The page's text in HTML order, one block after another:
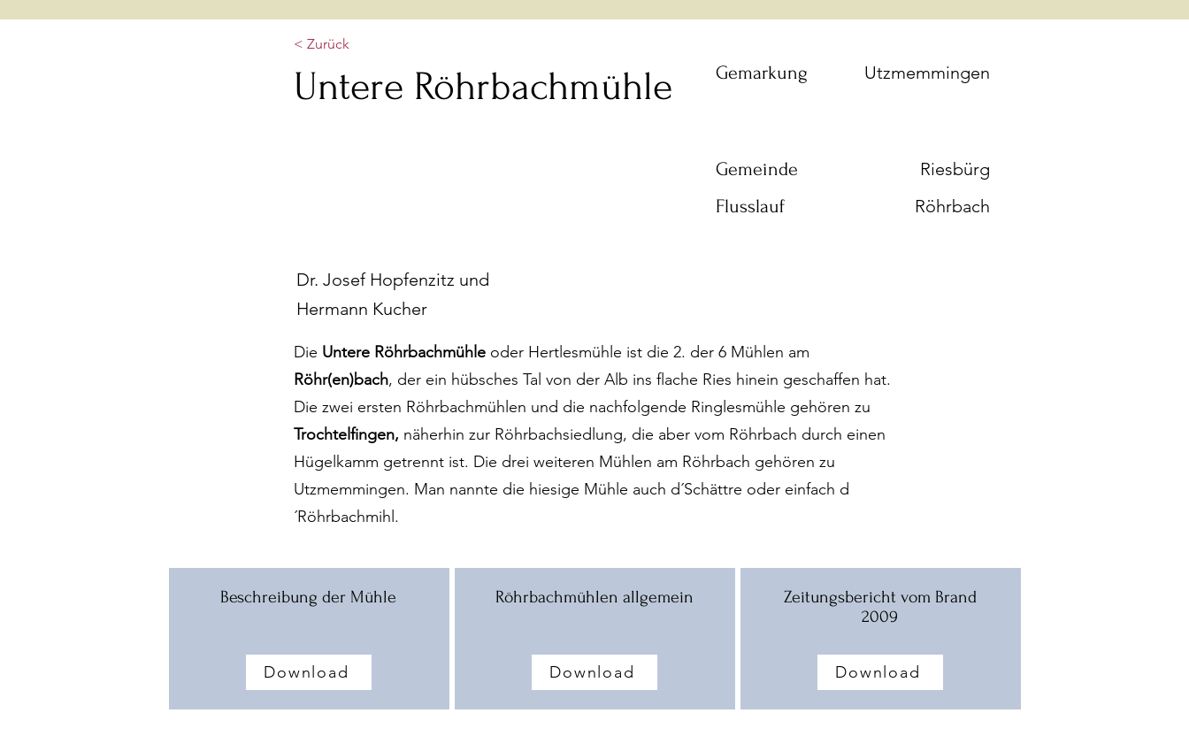
Untere Röhrbachmühle
< Zurück
Gemarkung Utzmemmingen
Gemeinde
Riesbürg
Flusslauf
Röhrbach
Dr. Josef Hopfenzitz und
Hermann Kucher
Die Untere Röhrbachmühle oder Hertlesmühle ist die 2. der 6 Mühlen am
Röhr(en)bach, der ein hübsches Tal von der Alb ins flache Ries hinein geschaffen hat.
Die zwei ersten Röhrbachmühlen und die nachfolgende Ringlesmühle gehören zu
Trochtelfingen, näherhin zur Röhrbachsiedlung, die aber vom Röhrbach durch einen
Hügelkamm getrennt ist. Die drei weiteren Mühlen am Röhrbach gehören zu
Utzmemmingen. Man nannte die hiesige Mühle auch d´Schättre oder einfach d
´Röhrbachmihl.
Beschreibung der Mühle
Download
Röhrbachmühlen allgemein
Download
Zeitungsbericht vom Brand
2009
Download